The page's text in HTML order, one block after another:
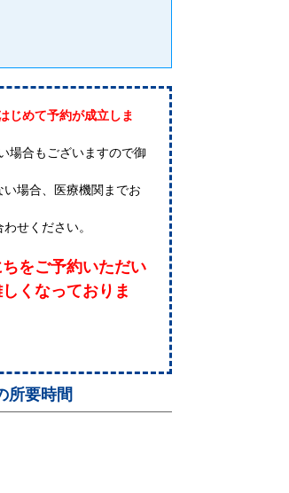
じめて予約が成立しま
場合もございますので御
場合、医療機関までお
せください。
をご予約いただい
くなっておりま
所要時間